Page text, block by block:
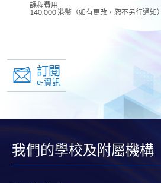
課程費用
140,000 港幣（如有更改，恕不另行通知）
訂閱
e-資訊
我們的學校及附屬機構